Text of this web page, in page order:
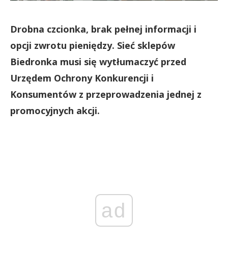
Drobna czcionka, brak pełnej informacji i
opcji zwrotu pieniędzy. Sieć sklepów
Biedronka musi się wytłumaczyć przed
Urzędem Ochrony Konkurencji i
Konsumentów z przeprowadzenia jednej z
promocyjnych akcji.
ad